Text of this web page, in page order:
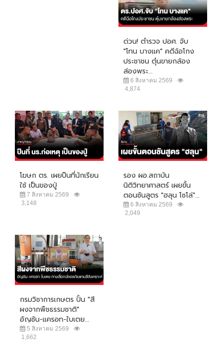
ด่วน! ตำรวจ ปอศ. จับ
"โทน บางแค" คดีฉ้อโกง
ประชาชน ตุ๋นขายกล้อง
ส่องพระ...
6 สิงหาคม 2569
4,874
โฆษก ตร. เผยปืนที่นักเรียน
ใช้ เป็นของปู่
7 สิงหาคม 2569
3,148
รอง ผอ.สถาบัน
นิติวิทยาศาสตร์ เผยขั้น
ตอนชันสูตร "ฮลุน โซโล่"...
6 สิงหาคม 2569
2,049
กรมวิชาการเกษตร ปั้น "สี
ผงจากพืชธรรมชาติ"
อัญชัน-แครอท-ใบเตย...
5 สิงหาคม 2569
1,662